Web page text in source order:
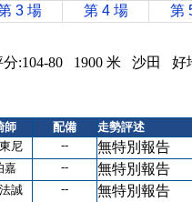
3 場 第 4 場 第
分:104-80 1900 米 沙田 好
師 配備
走勢評述
尼 -- 無特別報告
嘉 -- 無特別報告
誠 -- 無特別報告